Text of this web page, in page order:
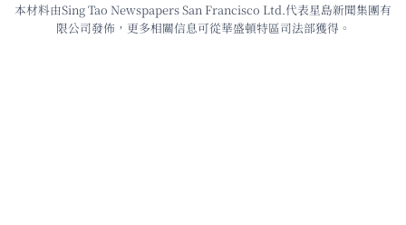
本材料由Sing Tao Newspapers San Francisco Ltd.代表星島新聞集團有
限公司發佈，更多相關信息可從華盛頓特區司法部獲得。